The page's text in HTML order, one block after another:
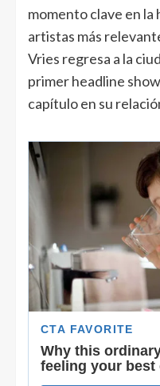
momento clave en la
artistas más
Vries regresa a la
primer headline
capítulo en su